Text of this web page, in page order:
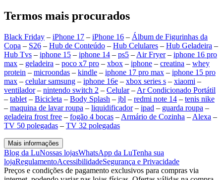
Termos mais procurados
Black Friday – iPhone 17 – iPhone 16 – Álbum de Figurinhas da
Copa – S26 – Hub de Conteúdo – Hub Celulares – Hub Geladeira –
Hub Tvs – iphone 15 – iphone 14 – ps5 – Air Fryer– iphone 16 pro
max – geladeira – poco x7 pro – xbox – iphone – creatina – whey
protein – microondas – kindle – iphone 17 pro max – iphone 15 pro
max – celular samsung – iphone 16e – xbox series s – xiaomi –
ventilador– nintendo switch 2 – Celular– Ar Condicionado Portátil
– tablet – Bicicleta – Body Splash – jbl – redmi note 14 – tenis nike
– maquina de lavar roupa – liquidificador– ipad – guarda roupa –
geladeira frost free – fogão 4 bocas – Armário de Cozinha – Alexa –
TV 50 polegadas – TV 32 polegadas
Mais informações
Blog da LuNossas lojasWhatsApp da LuTenha sua
lojaRegulamentoAcessibilidadeSegurança e Privacidade
Preços e condições de pagamento exclusivos para compras via